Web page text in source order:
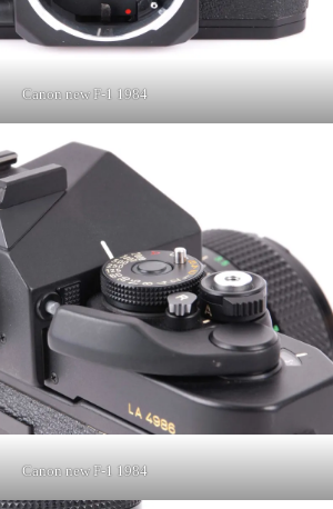
Canon new F-1 1984
Canon new F-1 1984